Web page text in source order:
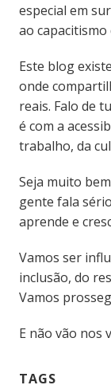
especial em
ao
Este blog
onde
reais. Falo de
é com a
trabalho, da
Seja muito
gente fala
aprende e
Vamos ser
inclusão, do
Vamos
E não vão nos
TAGS